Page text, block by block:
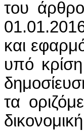
του
και
υπό
τα